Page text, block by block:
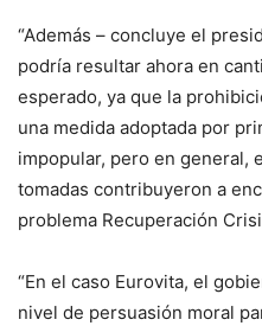
“Además – concluye el
podría resultar ahora en
esperado, ya que la
una medida adoptada por
impopular, pero en general,
tomadas contribuyeron a
problema Recuperación
“En el caso Eurovita, el
nivel de persuasión moral